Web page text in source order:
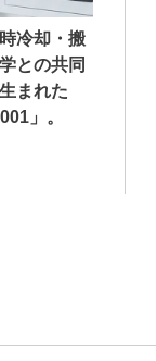
冷却・搬
との共同
まれた
」。